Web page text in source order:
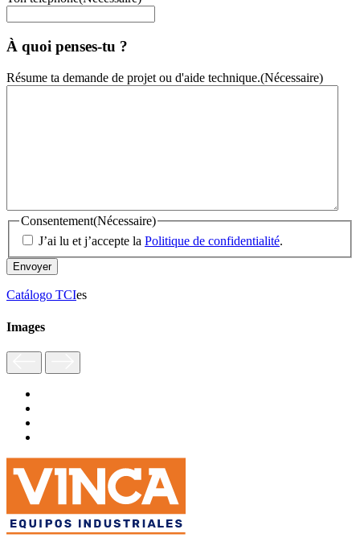
À quoi penses-tu ?
Résume ta demande de projet ou d'aide technique.(Nécessaire)
Consentement(Nécessaire)
J’ai lu et j’accepte la Politique de confidentialité.
Catálogo TCIes
Images